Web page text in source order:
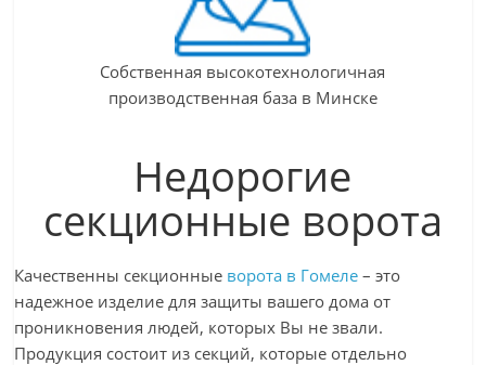
Собственная высокотехнологичная
производственная база в Минске
Недорогие
секционные ворота
Качественны секционные ворота в Гомеле – это
надежное изделие для защиты вашего дома от
проникновения людей, которых Вы не звали.
Продукция состоит из секций, которые отдельно